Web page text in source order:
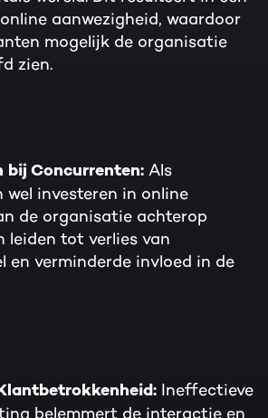
aanwezigheid, waardoor
mogelijk de organisatie
zien.
bij Concurrenten: Als
wel investeren in online
de organisatie achterop
leiden tot verlies van
en verminderde invloed in de
Ineffectieve
belemmert de interactie en